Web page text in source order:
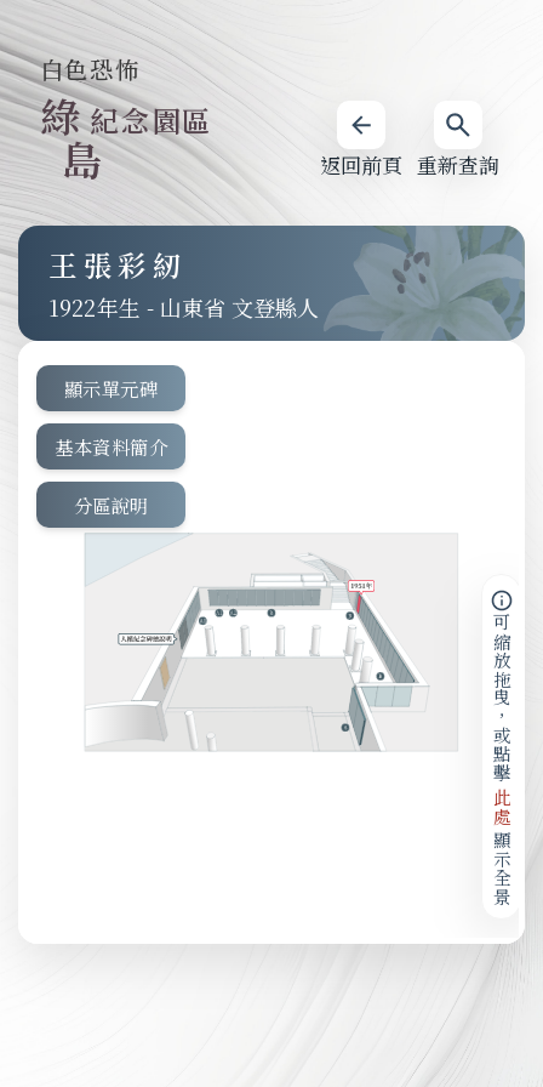
重新查詢
返回前頁
白色恐怖
綠
島
紀念園區
王張彩紉
1922 - 山東省 文登縣人
顯示單元碑
基本資料簡介
分區說明
可縮放拖曳，或點擊
此處
顯示全景